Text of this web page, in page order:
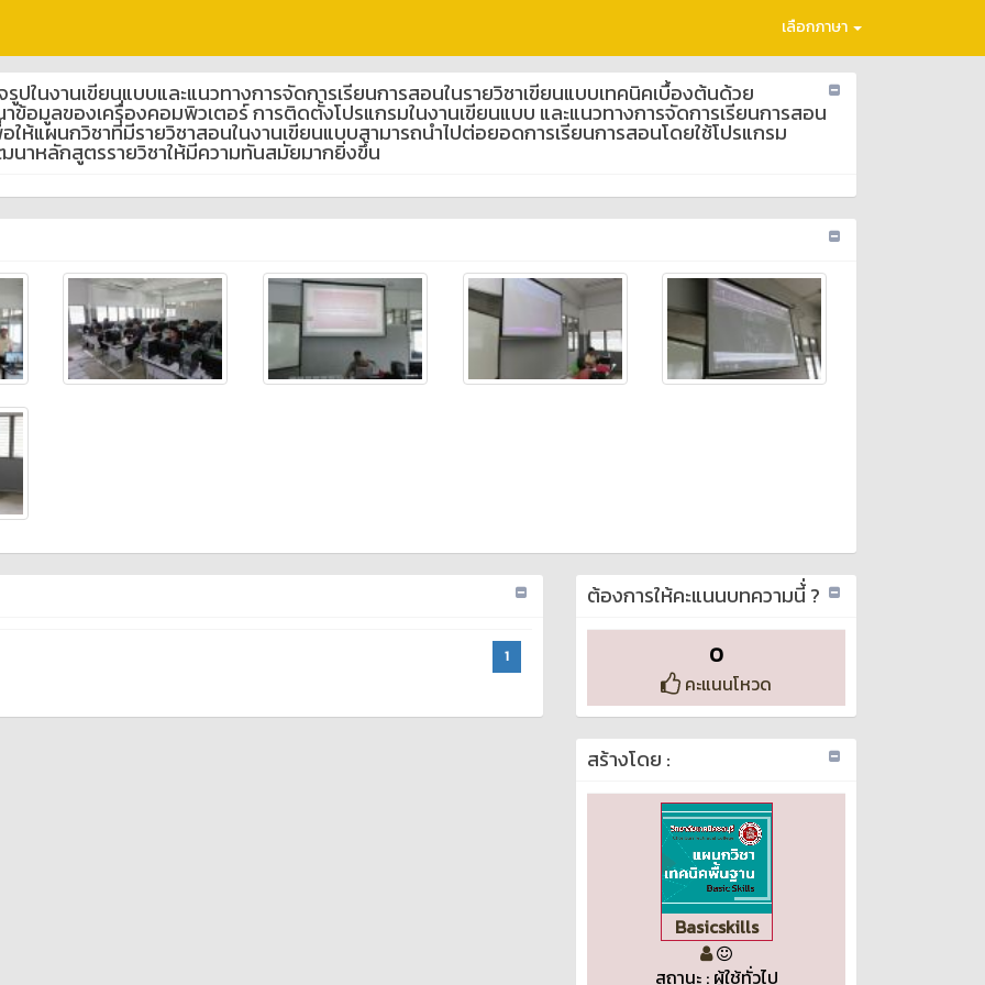
เลือกภาษา
ปในงานเขียนแบบและแนวทางการจัดการเรียนการสอนในรายวิชาเขียนแบบเทคนิคเบื้องต้นด้วย
าข้อมูลของเครื่องคอมพิวเตอร์ การติดตั้งโปรแกรมในงานเขียนแบบ และแนวทางการจัดการเรียนการสอน
ห้แผนกวิชาที่มีรายวิชาสอนในงานเขียนแบบสามารถนำไปต่อยอดการเรียนการสอนโดยใช้โปรแกรม
าหลักสูตรรายวิชาให้มีความทันสมัยมากยิ่งขึ้น
1
ต้องการให้คะแนนบทความนี้่ ?
0
คะแนนโหวด
สร้างโดย :
Basicskills
สถานะ : ผู้ใช้ทั่วไป